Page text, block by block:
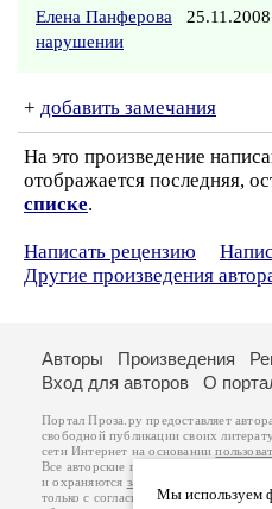
Елена Панферова
нарушении
+ добавить замечания
На это произведение
отображается последняя,
списке.
Написать рецензию
Другие произведения
Мы используем
Авторы Произведения
Вход для авторов
О
Портал Проза.ру предоставляет
свободной публикации своих
сети Интернет на основании
Все авторские права на произведения
и охраняются законом
. Перепечатка
только с согласия его автора, к